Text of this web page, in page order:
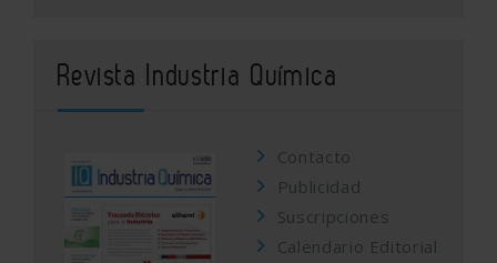
Revista Industria Química
Contacto
Publicidad
Suscripciones
Calendario Editorial